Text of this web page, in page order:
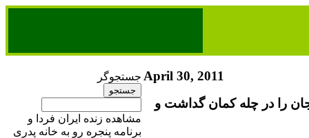
جستجوگر
مشاهده زنده ایران فردا و
برنامه پنجره رو به خانه پدری
April 30, 2011
را در چله كمان گداشت و